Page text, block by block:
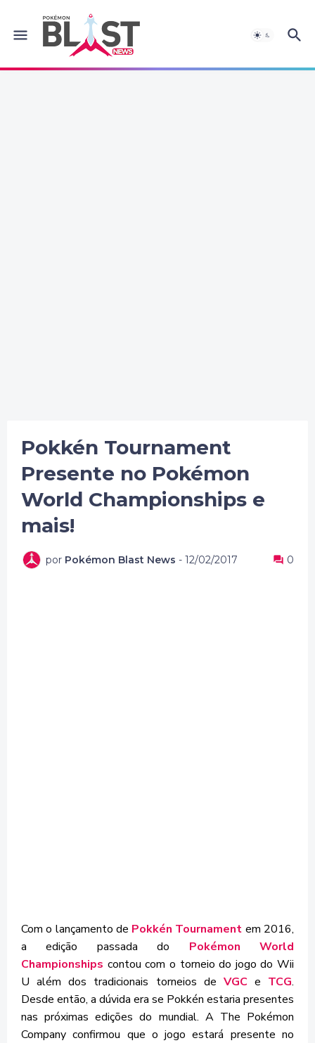
Pokkén Tournament
Presente no Pokémon
World Championships e
mais!
por Pokémon Blast News - 12/02/2017 0
Com o lançamento de Pokkén Tournament em 2016,
a edição passada do Pokémon World
Championships contou com o torneio do jogo do Wii
U além dos tradicionais torneios de VGCe TCG.
Desde então, a dúvida era se Pokkén estaria presentes
nas próximas edições do mundial. A The Pokémon
Company confirmou que o jogo estará presente no